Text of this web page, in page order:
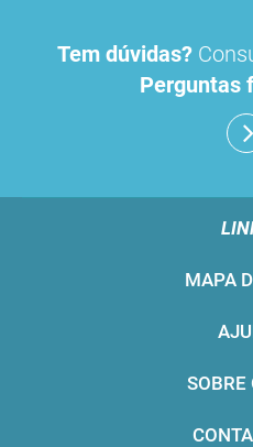
Tem dúvidas?
Perguntas
MAPA
SOBRE